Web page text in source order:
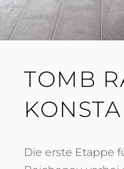
TOMB
Die erste Etappe